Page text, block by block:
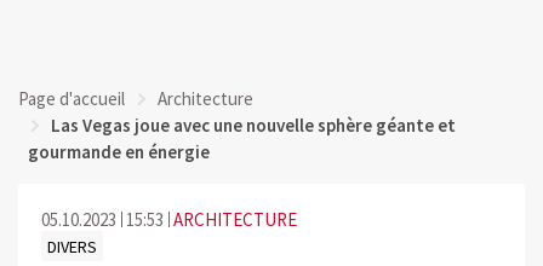
Page d'accueil
Architecture
Las Vegas joue avec une nouvelle sphère géante et
gourmande en énergie
05.10.2023 15:53 ARCHITECTURE
DIVERS